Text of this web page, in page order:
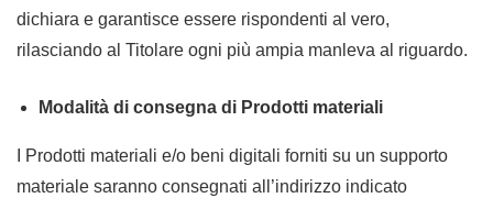
dichiara e garantisce essere rispondenti al vero,
rilasciando al Titolare ogni più ampia manleva al riguardo.
Modalità di consegna di Prodotti materiali
I Prodotti materiali e/o beni digitali forniti su un supporto
materiale saranno consegnati all’indirizzo indicato